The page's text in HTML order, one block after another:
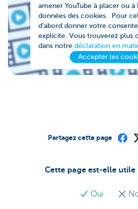
amener YouTube à placer ou à
données des cookies. Pour
d'abord donner votre
explicite. Vous trouverez plus
dans notre déclaration en
Accepter les
Cette page est-elle utile
Oui
Partagez cette page